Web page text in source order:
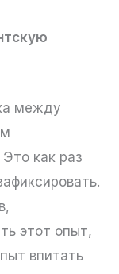
между
как раз
этот опыт,
впитать